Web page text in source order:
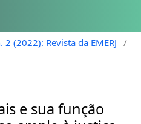
2 (2022): Revista da EMERJ
/
e sua função